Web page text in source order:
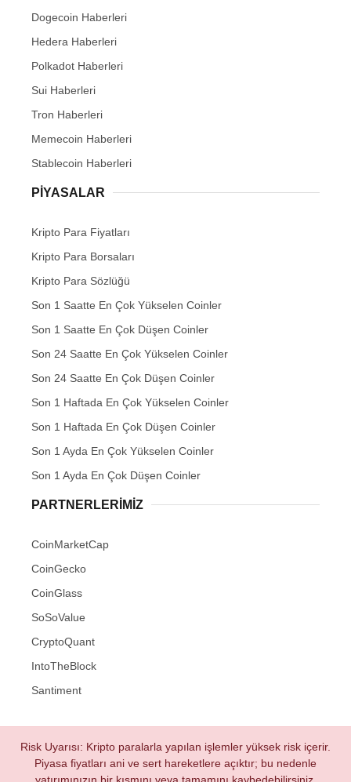
Dogecoin Haberleri
Hedera Haberleri
Polkadot Haberleri
Sui Haberleri
Tron Haberleri
Memecoin Haberleri
Stablecoin Haberleri
PIYASALAR
Kripto Para Fiyatları
Kripto Para Borsaları
Kripto Para Sözlüğü
Son 1 Saatte En Çok Yükselen Coinler
Son 1 Saatte En Çok Düşen Coinler
Son 24 Saatte En Çok Yükselen Coinler
Son 24 Saatte En Çok Düşen Coinler
Son 1 Haftada En Çok Yükselen Coinler
Son 1 Haftada En Çok Düşen Coinler
Son 1 Ayda En Çok Yükselen Coinler
Son 1 Ayda En Çok Düşen Coinler
PARTNERLERIMIZ
CoinMarketCap
CoinGecko
CoinGlass
SoSoValue
CryptoQuant
IntoTheBlock
Santiment
Risk Uyarısı: Kripto paralarla yapılan işlemler yüksek risk içerir.
Piyasa fiyatları ani ve sert hareketlere açıktır; bu nedenle
yatırımınızın bir kısmını veya tamamını kaybedebilirsiniz.